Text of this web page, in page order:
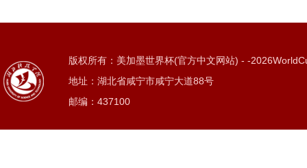
版权所有：美加墨世界杯(官方中文网站) - -
地址：湖北省咸宁市咸宁大道88号
邮编：437100